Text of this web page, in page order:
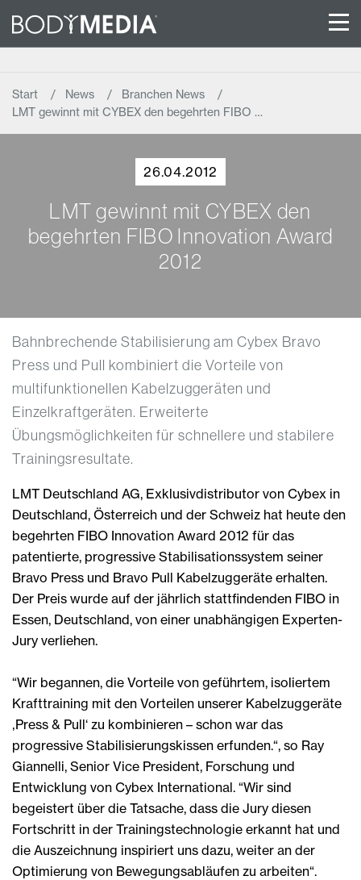
Start News
Branchen News
LMT gewinnt mit CYBEX den begehrten FIBO …
26.04.2012
LMT gewinnt mit CYBEX den
begehrten FIBO Innovation Award
2012
Bahnbrechende Stabilisierung am Cybex Bravo
Press und Pull kombiniert die Vorteile von
multifunktionellen Kabelzuggeräten und
Einzelkraftgeräten. Erweiterte
Übungsmöglichkeiten für schnellere und stabilere
Trainingsresultate.
LMT Deutschland AG, Exklusivdistributor von Cybex in
Deutschland, Österreich und der Schweiz hat heute den
begehrten FIBO Innovation Award 2012 für das
patentierte, progressive Stabilisationssystem seiner
Bravo Press und Bravo Pull Kabelzuggeräte erhalten.
Der Preis wurde auf der jährlich stattfindenden FIBO in
Essen, Deutschland, von einer unabhängigen Experten-
Jury verliehen.
“Wir begannen, die Vorteile von geführtem, isoliertem
Krafttraining mit den Vorteilen unserer Kabelzuggeräte
‚Press & Pull‘ zu kombinieren – schon war das
progressive Stabilisierungskissen erfunden.“, so Ray
Giannelli, Senior Vice President, Forschung und
Entwicklung von Cybex International. “Wir sind
begeistert über die Tatsache, dass die Jury diesen
Fortschritt in der Trainingstechnologie erkannt hat und
die Auszeichnung inspiriert uns dazu, weiter an der
Optimierung von Bewegungsabläufen zu arbeiten“.